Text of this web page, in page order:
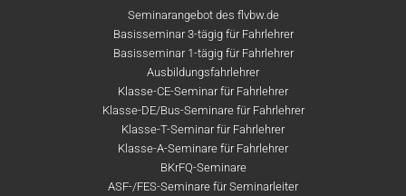
Seminarangebot des flvbw.de
Basisseminar 3-tägig für Fahrlehrer
Basisseminar 1-tägig für Fahrlehrer
Ausbildungsfahrlehrer
Klasse-CE-Seminar für Fahrlehrer
Klasse-DE/Bus-Seminare für Fahrlehrer
Klasse-T-Seminar für Fahrlehrer
Klasse-A-Seminare für Fahrlehrer
BKrFQ-Seminare
ASF-/FES-Seminare für Seminarleiter